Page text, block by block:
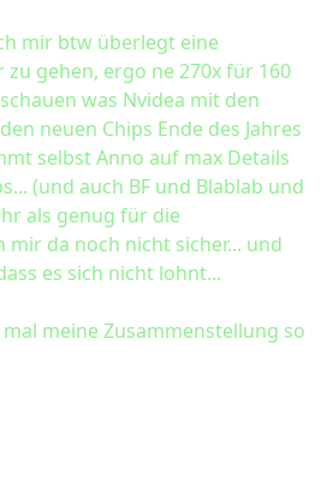
mir btw überlegt eine
gehen, ergo ne 270x für 160
was Nvidea mit den
neuen Chips Ende des Jahres
selbst Anno auf max Details
(und auch BF und Blablab und
als genug für die
mir da noch nicht sicher... und
es sich nicht lohnt...
meine Zusammenstellung so